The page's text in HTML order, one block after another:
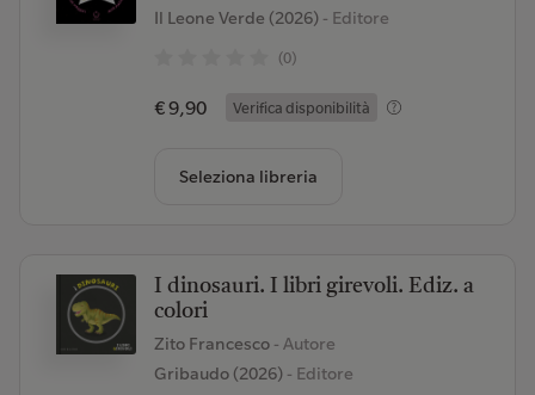
Il Leone Verde (2026)- Editore
(0)
€ 9,90 Verifica disponibilità
Seleziona libreria
I dinosauri. I libri girevoli. Ediz. a
colori
Zito Francesco - Autore
Gribaudo (2026)- Editore